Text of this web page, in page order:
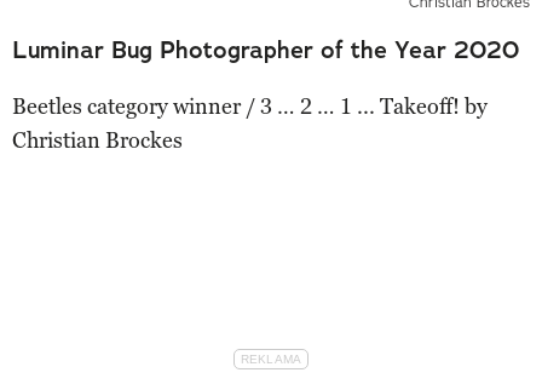
Luminar Bug Photographer of the Year 2020
Beetles category winner / 3 … 2 … 1 ... Takeoff! by
Christian Brockes